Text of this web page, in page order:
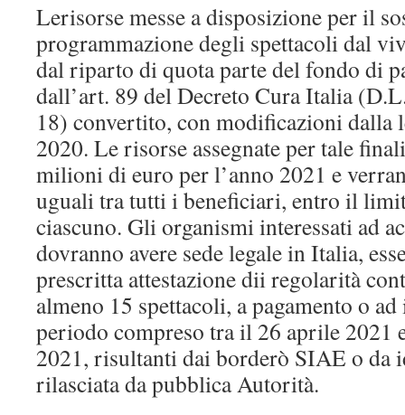
Lerisorse messe a disposizione per il
programmazione degli spettacoli dal
dal riparto di quota parte del fondo di
dall’art. 89 del Decreto Cura Italia
18) convertito, con modificazioni dalla
2020. Le risorse assegnate per tale
milioni di euro per l’anno 2021 e
uguali tra tutti i beneficiari, entro il
ciascuno. Gli organismi interessati ad
dovranno avere sede legale in Italia,
prescritta attestazione dii regolarità
almeno 15 spettacoli, a pagamento o
periodo compreso tra il 26 aprile 2021
2021, risultanti dai borderò SIAE o da
rilasciata da pubblica Autorità.